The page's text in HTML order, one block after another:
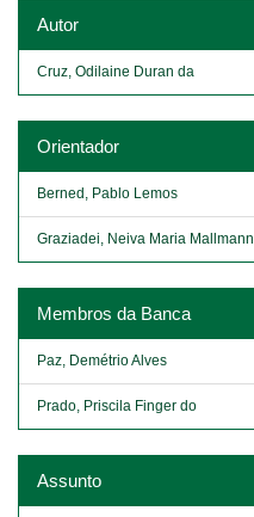
Autor
Cruz, Odilaine Duran da
Orientador
Berned, Pablo Lemos
Graziadei, Neiva Maria Mallmann
Membros da Banca
Paz, Demétrio Alves
Prado, Priscila Finger do
Assunto